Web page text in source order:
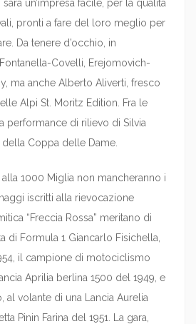
un’impresa facile, per la qualità
pronti a fare del loro meglio per
Da tenere d’occhio, in
Covelli, Erejomovich-
ma anche Alberto Aliverti, fresco
Alpi St. Moritz Edition. Fra le
performance di rilievo di Silvia
Coppa delle Dame.
1000 Miglia non mancheranno i
iscritti alla rievocazione
“Freccia Rossa” meritano di
di Formula 1 Giancarlo Fisichella,
il campione di motociclismo
Aprilia berlina 1500 del 1949, e
al volante di una Lancia Aurelia
Pinin Farina del 1951. La gara,